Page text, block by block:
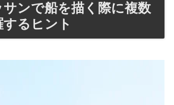
ンで船を描く際に複数
るヒント